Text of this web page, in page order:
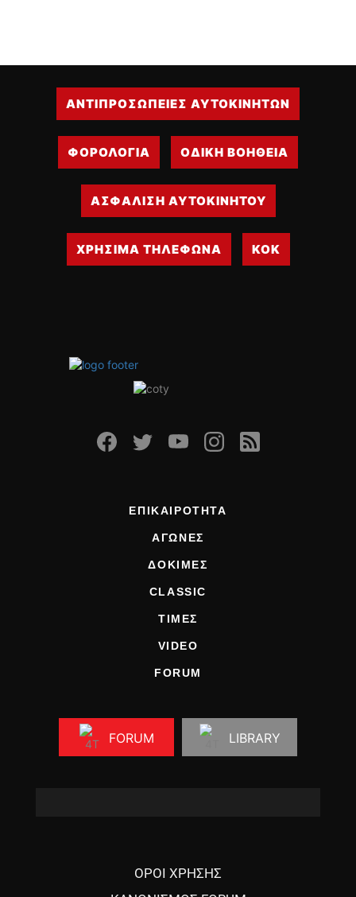
ΜΕΤΑΧΕΙΡΙΣΜΕΝΑ
2ΤΡΟΧΟΙ
ΑΓΩΝΕΣ
CLASSIC
ΑΝΤΙΠΡΟΣΩΠΕΙΕΣ ΑΥΤΟΚΙΝΗΤΩΝ
ΦΟΡΟΛΟΓΙΑ ΟΔΙΚΗ ΒΟΗΘΕΙΑ
ΑΣΦΑΛΙΣΗ ΑΥΤΟΚΙΝΗΤΟΥ
ΧΡΗΣΙΜΑ ΤΗΛΕΦΩΝΑ ΚΟΚ
ΕΠΙΚΑΙΡΟΤΗΤΑ
ΑΓΩΝΕΣ
ΔΟΚΙΜΕΣ
CLASSIC
ΤΙΜΕΣ
VIDEO
FORUM
FORUM LIBRARY
ΟΡΟΙ ΧΡΗΣΗΣ